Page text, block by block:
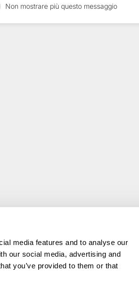
media features and to analyse our
our social media, advertising and
you’ve provided to them or that
Non mostrare più questo messaggio